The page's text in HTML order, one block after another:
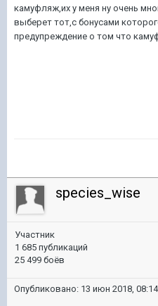
камуфляж,их у меня ну очень
выберет тот,с бонусами
предупреждение о том что
species_wise
Участник
1 685 публикаций
25 499 боёв
Опубликовано: 13 июн 2018,